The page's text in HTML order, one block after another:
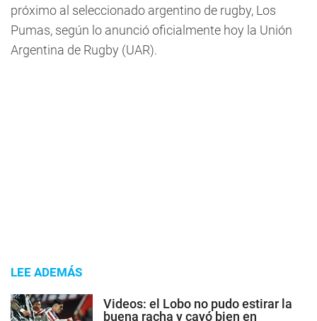
próximo al seleccionado argentino de rugby, Los
Pumas, según lo anunció oficialmente hoy la Unión
Argentina de Rugby (UAR).
LEE ADEMÁS
Videos: el Lobo no pudo estirar la
buena racha y cayó bien en